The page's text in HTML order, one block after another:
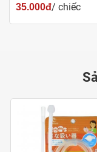
35.000đ/ chiếc